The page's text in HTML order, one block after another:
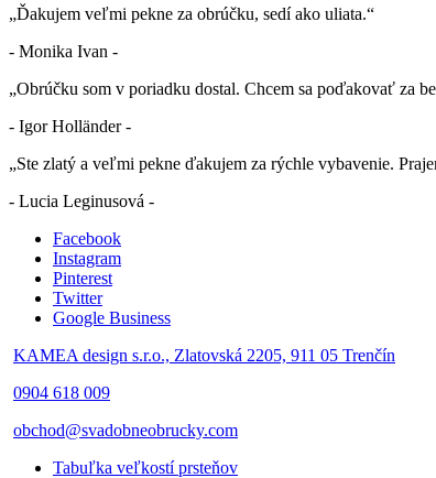
„Ďakujem veľmi pekne za obrúčku, sedí ako uliata.“
- Monika Ivan -
„Obrúčku som v poriadku dostal. Chcem sa poďakovať za
- Igor Holländer -
„Ste zlatý a veľmi pekne ďakujem za rýchle vybavenie.
- Lucia Leginusová -
Facebook
Instagram
Pinterest
Twitter
Google Business
KAMEA design s.r.o., Zlatovská 2205, 911 05 Trenčín
0904 618 009
obchod@svadobneobrucky.com
Tabuľka veľkostí prsteňov